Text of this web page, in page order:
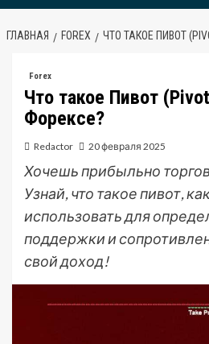
ГЛАВНАЯ FOREX ЧТО ТАКОЕ ПИВОТ
Forex
Что такое Пивот
Форексе?
Redactor 20 февраля 2025
Хочешь прибыльно
Узнай, что такое пивот,
использовать для
поддержки и
свой доход!